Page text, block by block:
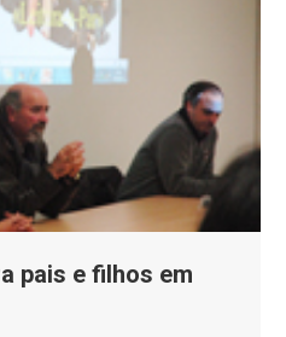
pais e filhos em